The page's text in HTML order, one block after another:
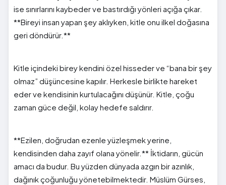
ise sınırlarını kaybeder ve bastırdığı yönleri açığa çıkar.
**Bireyi insan yapan şey aklıyken, kitle onu ilkel doğasına
geri döndürür.**
Kitle içindeki birey kendini özel hisseder ve “bana bir şey
olmaz” düşüncesine kapılır. Herkesle birlikte hareket
eder ve kendisinin kurtulacağını düşünür. Kitle, çoğu
zaman güce değil, kolay hedefe saldırır.
**Ezilen, doğrudan ezenle yüzleşmek yerine,
kendisinden daha zayıf olana yönelir.** İktidarın, gücün
amacı da budur. Bu yüzden dünyada azgın bir azınlık,
dağınık çoğunluğu yönetebilmektedir. Müslüm Gürses,